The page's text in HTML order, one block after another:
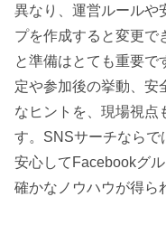
異なり、運営ルールや
プを作成すると変更で
と準備はとても重要で
定や参加後の挙動、安
なヒントを、現場視点
す。SNSサーチならで
安心してFacebookグ
確かなノウハウが得ら